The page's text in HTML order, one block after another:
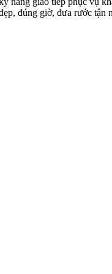
đúng giờ, đưa rước tận